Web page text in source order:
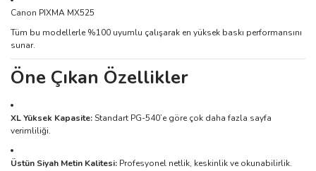
Canon PIXMA MX525
Tüm bu modellerle %100 uyumlu çalışarak en yüksek baskı performansını
sunar.
Öne Çıkan Özellikler
XL Yüksek Kapasite:Standart PG-540’e göre çok daha fazla sayfa
verimliliği.
Üstün Siyah Metin Kalitesi: Profesyonel netlik, keskinlik ve okunabilirlik.